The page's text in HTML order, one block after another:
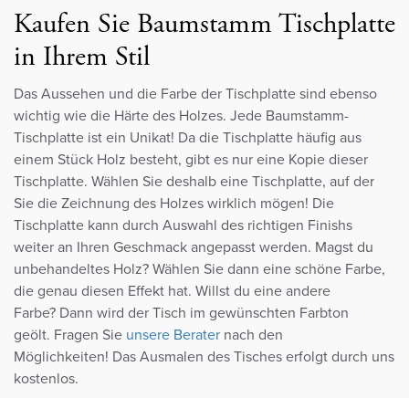
Kaufen Sie Baumstamm Tischplatte
in Ihrem Stil
Das Aussehen und die Farbe der Tischplatte sind ebenso
wichtig wie die Härte des Holzes. Jede Baumstamm-
Tischplatte ist ein Unikat! Da die Tischplatte häufig aus
einem Stück Holz besteht, gibt es nur eine Kopie dieser
Tischplatte. Wählen Sie deshalb eine Tischplatte, auf der
Sie die Zeichnung des Holzes wirklich mögen! Die
Tischplatte kann durch Auswahl des richtigen Finishs
weiter an Ihren Geschmack angepasst werden. Magst du
unbehandeltes Holz? Wählen Sie dann eine schöne Farbe,
die genau diesen Effekt hat. Willst du eine andere
Farbe? Dann wird der Tisch im gewünschten Farbton
geölt. Fragen Sie unsere Berater nach den
Möglichkeiten! Das Ausmalen des Tisches erfolgt durch uns
kostenlos.